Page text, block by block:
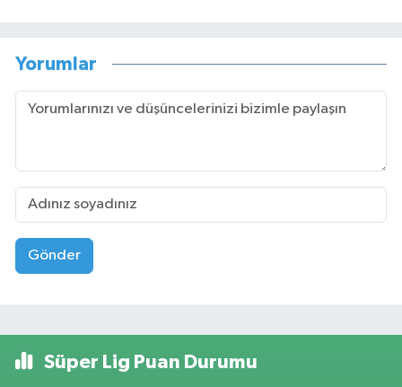
Yorumlar
Gönder
Süper Lig Puan Durumu